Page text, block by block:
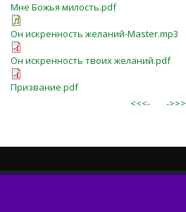
Мне Божья милость.pdf
Он искренность желаний-Master.mp3
Он искренность твоих желаний.pdf
Призвание.pdf
<<<-
->>>